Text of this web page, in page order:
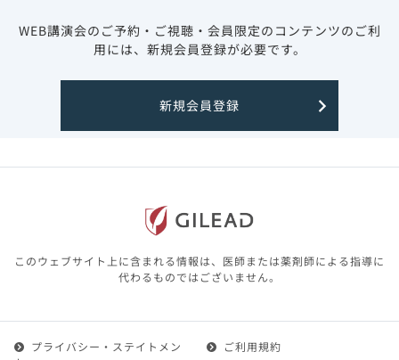
WEB講演会のご予約・ご視聴・会員限定のコンテンツのご利
用には、新規会員登録が必要です。
新規会員登録
このウェブサイト上に含まれる情報は、医師または薬剤師による指導に
代わるものではございません。
プライバシー・ステイトメン
ご利用規約